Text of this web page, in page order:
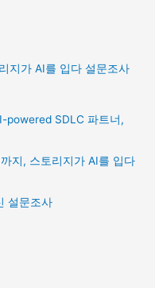
지가 AI를 입다 설문조사
powered SDLC 파트너,
지, 스토리지가 AI를 입다
설문조사